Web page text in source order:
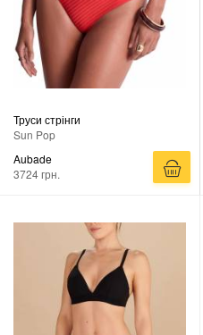
Труси стрінги
Sun Pop
Aubade
3724 грн.